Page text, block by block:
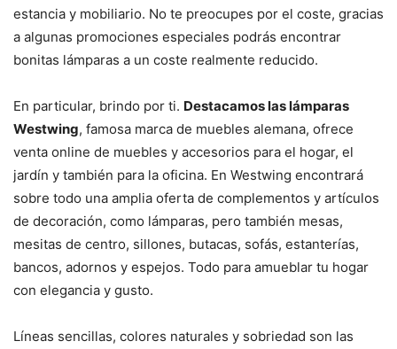
estancia y mobiliario. No te preocupes por el coste, gracias
a algunas promociones especiales podrás encontrar
bonitas lámparas a un coste realmente reducido.
En particular, brindo por ti. Destacamos las lámparas
Westwing, famosa marca de muebles alemana, ofrece
venta online de muebles y accesorios para el hogar, el
jardín y también para la oficina. En Westwing encontrará
sobre todo una amplia oferta de complementos y artículos
de decoración, como lámparas, pero también mesas,
mesitas de centro, sillones, butacas, sofás, estanterías,
bancos, adornos y espejos. Todo para amueblar tu hogar
con elegancia y gusto.
Líneas sencillas, colores naturales y sobriedad son las